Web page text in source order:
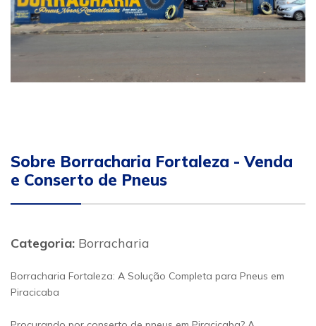
Sobre Borracharia Fortaleza - Venda
e Conserto de Pneus
Categoria: Borracharia
Borracharia Fortaleza: A Solução Completa para Pneus em
Piracicaba